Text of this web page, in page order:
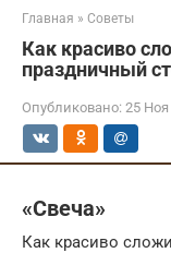
Главная » Советы
Как красиво
праздничный
Опубликовано: 25 Ноя
«Свеча»
Как красиво